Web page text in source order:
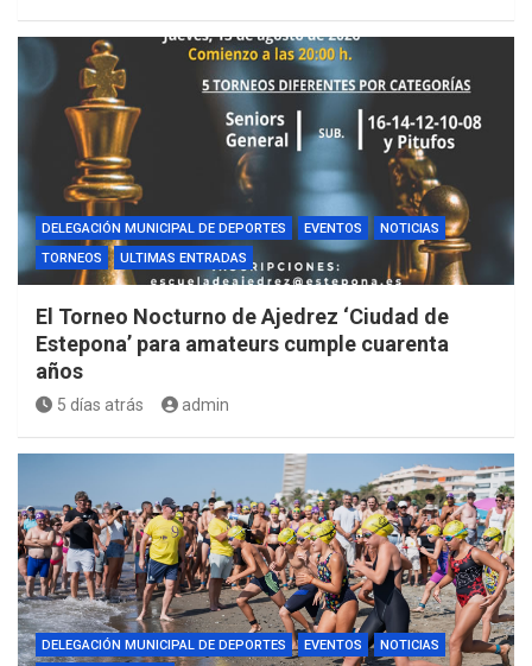
DELEGACIÓN MUNICIPAL DE DEPORTES EVENTOS
NOTICIAS
TORNEOS
ULTIMAS ENTRADAS
El Torneo Nocturno de Ajedrez ‘Ciudad de
Estepona’ para amateurs cumple cuarenta
años
5 días atrás admin
DELEGACIÓN MUNICIPAL DE DEPORTES EVENTOS
NOTICIAS